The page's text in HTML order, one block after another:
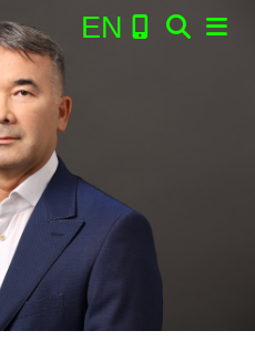
EN